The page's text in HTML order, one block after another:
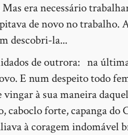
era necessário
de novo no
descobri-la...
de outrora: na
E num despeito todo
à sua maneira
caboclo forte, capanga
à coragem indomável